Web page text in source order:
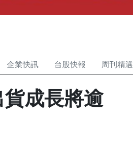
企業快訊 台股快報 周刊精選
成長將逾